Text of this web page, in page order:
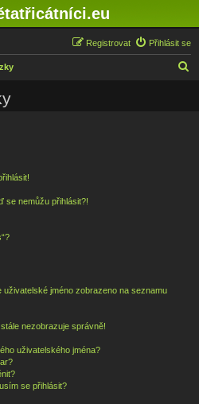
Přihlásit se
Registrovat
se nemůžu přihlásit?!
jméno zobrazeno na seznamu
nezobrazuje správně!
uživatelského jména?
se přihlásit?